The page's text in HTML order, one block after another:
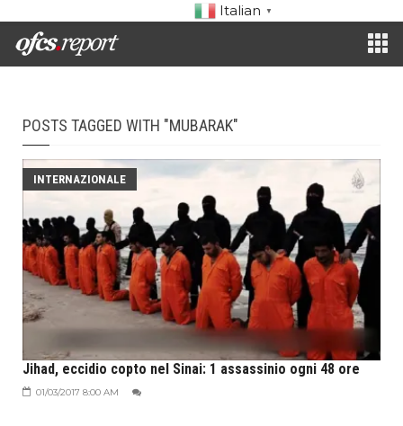
Italian ▼
POSTS TAGGED WITH "MUBARAK"
INTERNAZIONALE
Jihad, eccidio copto nel Sinai: 1 assassinio ogni 48 ore
01/03/2017 8:00 AM